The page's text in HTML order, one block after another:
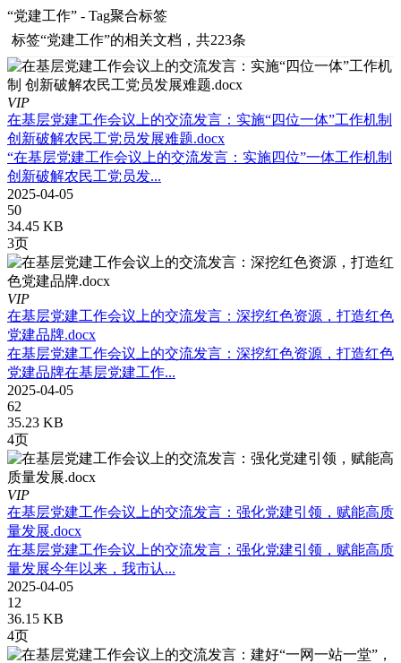
“党建工作” - Tag聚合标签
标签“党建工作”的相关文档，共223条
VIP
在基层党建工作会议上的交流发言：实施“四位一体”工作机制
创新破解农民工党员发展难题.docx
“在基层党建工作会议上的交流发言：实施四位”一体工作机制
创新破解农民工党员发...
2025-04-05
50
34.45 KB
3页
VIP
在基层党建工作会议上的交流发言：深挖红色资源，打造红色
党建品牌.docx
在基层党建工作会议上的交流发言：深挖红色资源，打造红色
党建品牌在基层党建工作...
2025-04-05
62
35.23 KB
4页
VIP
在基层党建工作会议上的交流发言：强化党建引领，赋能高质
量发展.docx
在基层党建工作会议上的交流发言：强化党建引领，赋能高质
量发展今年以来，我市认...
2025-04-05
12
36.15 KB
4页